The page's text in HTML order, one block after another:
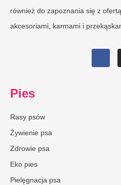
również do zapoznania się z
akcesoriami, karmami i
Pies
Rasy psów
Żywienie psa
Zdrowie psa
Eko pies
Pielęgnacja psa